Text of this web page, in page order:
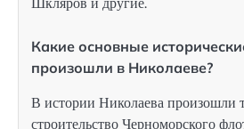
Какие основные
произошли в Николаеве?
В истории Николаева произошли
строительство Черноморского